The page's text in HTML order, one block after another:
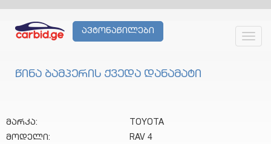
ავტონაწილები
წინა ბამპერის ქვედა დანამატი
მარკა:
TOYOTA
მოდელი:
RAV 4